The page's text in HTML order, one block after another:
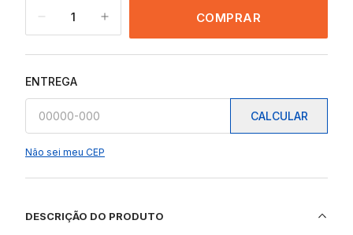
1 COMPRAR
ENTREGA
CALCULAR
Não sei meu CEP
DESCRIÇÃO DO PRODUTO